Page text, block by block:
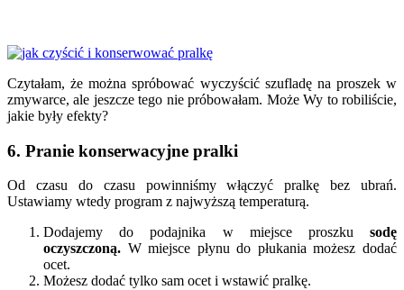
Czytałam, że można spróbować wyczyścić szufladę na proszek w
zmywarce, ale jeszcze tego nie próbowałam. Może Wy to robiliście,
jakie były efekty?
6. Pranie konserwacyjne pralki
Od czasu do czasu powinniśmy włączyć pralkę bez ubrań.
Ustawiamy wtedy program z najwyższą temperaturą.
Dodajemy do podajnika w miejsce proszku sodę
oczyszczoną. W miejsce płynu do płukania możesz dodać
ocet.
Możesz dodać tylko sam ocet i wstawić pralkę.